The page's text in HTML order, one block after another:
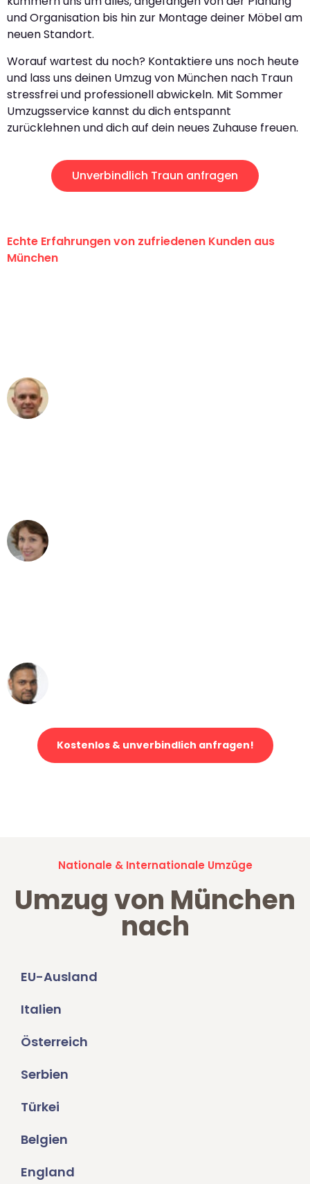
und Organisation bis hin zur Montage deiner Möbel am
neuen Standort.
Worauf wartest du noch? Kontaktiere uns noch heute
und lass uns deinen Umzug von München nach Traun
stressfrei und professionell abwickeln. Mit Sommer
Umzugsservice kannst du dich entspannt
zurücklehnen und dich auf dein neues Zuhause freuen.
Unverbindlich Traun anfragen
Echte Erfahrungen von zufriedenen Kunden aus
München
Kostenlos & unverbindlich anfragen!
Nationale & Internationale Umzüge
Umzug von München
nach
EU-Ausland
Italien
Österreich
Serbien
Türkei
Belgien
England